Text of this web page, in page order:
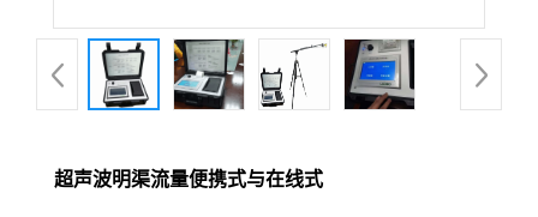
品
厅
超声波明渠流量便携式与在线式